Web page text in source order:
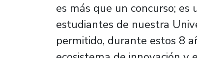
es más que un concurso;
estudiantes de nuestra
permitido, durante estos 8